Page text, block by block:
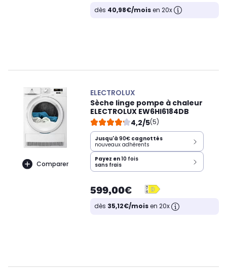
dès 40,98€/moisen 20x
Comparer
ELECTROLUX
Sèche linge pompe à chaleur
ELECTROLUX EW6HI6184DB
4,2/5(5)
Jusqu'à 90€ cagnottés
nouveaux adhérents
Payez en10 fois
sans frais
599,00€
dès 35,12€/moisen 20x